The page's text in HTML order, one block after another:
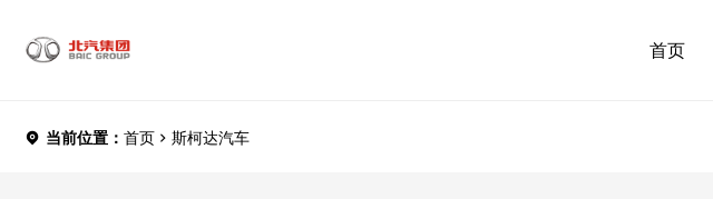
首页
当前位置： 首页 斯柯达汽车